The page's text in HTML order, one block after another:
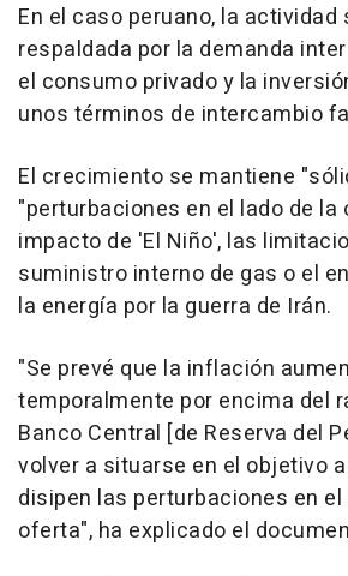
En el caso peruano, la actividad
respaldada por la demanda
el consumo privado y la
unos términos de intercambio
El crecimiento se mantiene
"perturbaciones en el lado de la
impacto de 'El Niño', las
suministro interno de gas o el
la energía por la guerra de Irán.
"Se prevé que la inflación
temporalmente por encima del
Banco Central [de Reserva del
volver a situarse en el objetivo
disipen las perturbaciones en el
oferta", ha explicado el